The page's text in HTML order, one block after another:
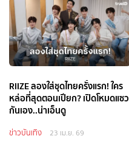
RIIZE ลองใส่ชุดไทยครั้งแรก! ใคร
หล่อที่สุดตอนเปียก? เปิดโหมดแซว
กันเอง..น่าเอ็นดู
ข่าวบันเทิง 23 เม.ย. 69